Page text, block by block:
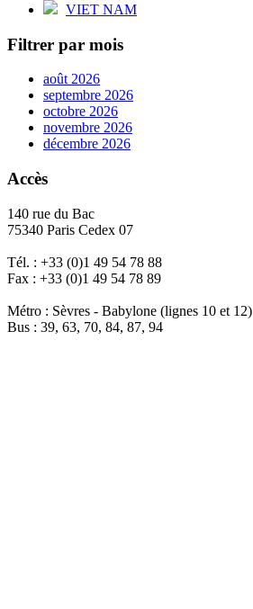
VIET NAM
Filtrer par mois
août 2026
septembre 2026
octobre 2026
novembre 2026
décembre 2026
Accès
140 rue du Bac
75340 Paris Cedex 07
Tél. : +33 (0)1 49 54 78 88
Fax : +33 (0)1 49 54 78 89
Métro : Sèvres - Babylone (lignes 10 et 12)
Bus : 39, 63, 70, 84, 87, 94